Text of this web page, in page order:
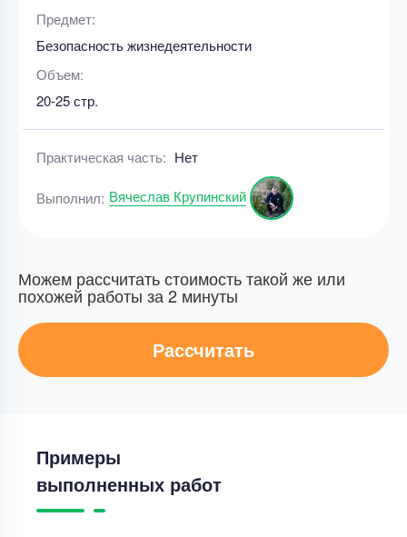
Предмет:
Безопасность жизнедеятельности
Объем:
20-25 стр.
Практическая часть: Нет
Выполнил: Вячеслав Крупинский
Можем рассчитать стоимость такой же или
похожей работы за 2 минуты
Рассчитать
Примеры
выполненных работ